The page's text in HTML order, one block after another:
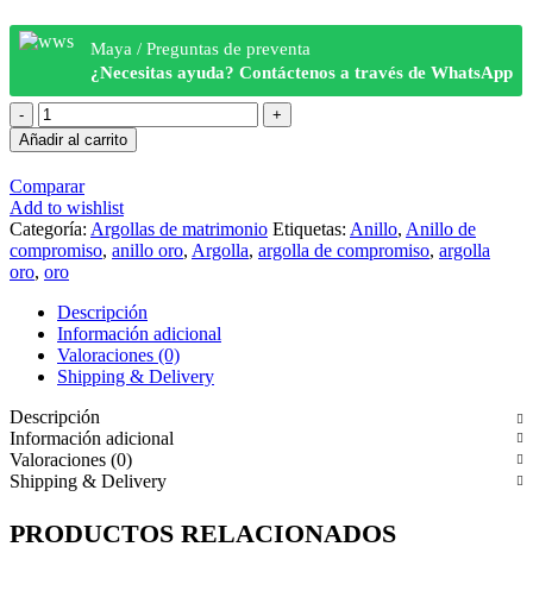
Maya / Preguntas de preventa
¿Necesitas ayuda? Contáctenos a través de WhatsApp
Argolla
de
Matrimonio
Oro
10k
cantidad
Añadir al carrito
Comparar
Add to wishlist
Categoría: Argollas de matrimonio Etiquetas: Anillo, Anillo de
compromiso, anillo oro, Argolla, argolla de compromiso, argolla
oro, oro
Descripción
Información adicional
Valoraciones (0)
Shipping & Delivery
Descripción
Información adicional
Valoraciones (0)
Shipping & Delivery
PRODUCTOS RELACIONADOS